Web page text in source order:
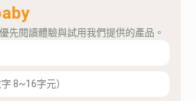
先閱讀體驗與試用我們提供的產品。